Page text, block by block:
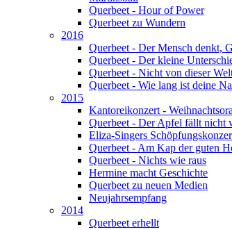
Querbeet - Hour of Power
Querbeet zu Wundern
2016
Querbeet - Der Mensch denkt,
Querbeet - Der kleine
Querbeet - Nicht von dieser
Querbeet - Wie lang ist deine
2015
Kantoreikonzert -
Querbeet - Der Apfel fällt nicht
Eliza-Singers
Querbeet - Am Kap der guten
Querbeet - Nichts wie raus
Hermine macht Geschichte
Querbeet zu neuen Medien
Neujahrsempfang
2014
Querbeet erhellt